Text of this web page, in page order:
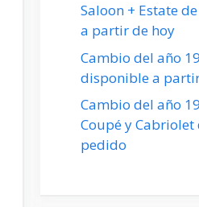
Saloon + Estate
a partir de hoy
Cambio del año
disponible a
Cambio del año
Coupé y
pedido